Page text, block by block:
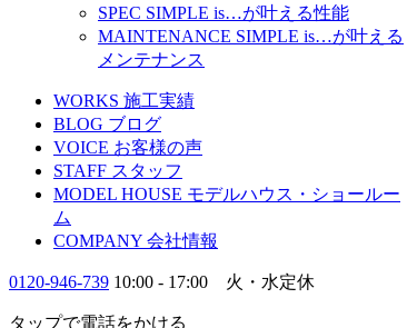
SPEC SIMPLE is…が叶える性能
MAINTENANCE SIMPLE is…が叶える
メンテナンス
WORKS 施工実績
BLOG ブログ
VOICE お客様の声
STAFF スタッフ
MODEL HOUSE モデルハウス・ショールー
ム
COMPANY 会社情報
0120-946-739 10:00 - 17:00 火・水定休
タップで電話をかける